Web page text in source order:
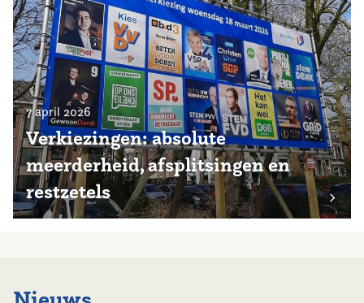
7 april 2026
Verkiezingen: absolute
meerderheid, afsplitsingen en
restzetels